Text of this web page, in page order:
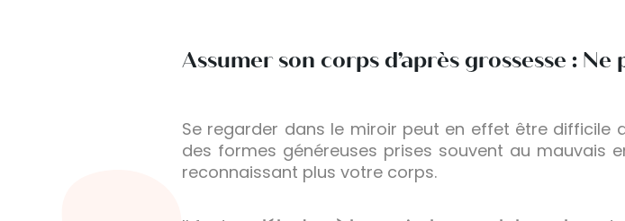
Assumer son corps d’après grossesse :
Se regarder dans le miroir peut en effet être difficile
des formes généreuses prises souvent au mauvais
reconnaissant plus votre corps.